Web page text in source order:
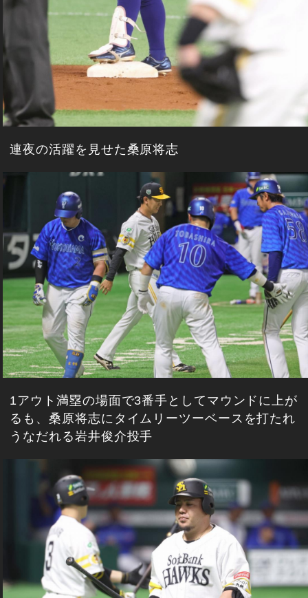
連夜の活躍を見せた桑原将志
1アウト満塁の場面で3番手としてマウンドに上が
るも、桑原将志にタイムリーツーベースを打たれ
うなだれる岩井俊介投手